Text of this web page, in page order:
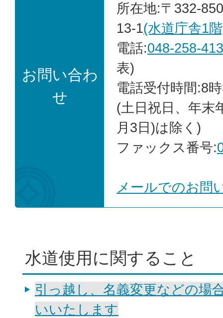
お問い合わ
せ
所在地:〒332-
13-1(水道庁舎1
電話:048-258-
表)
電話受付時間:8
(土日祝日、年末
月3日)は除く)
ファックス番号:
メールでのお問
水道使用に関すること
引っ越し、名義変更などの場
いいたします